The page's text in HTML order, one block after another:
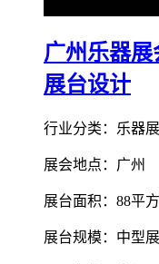
广州乐器
展台设计
行业分类：乐器展
展会地点：广州
展台面积：88平
展台规模：中型